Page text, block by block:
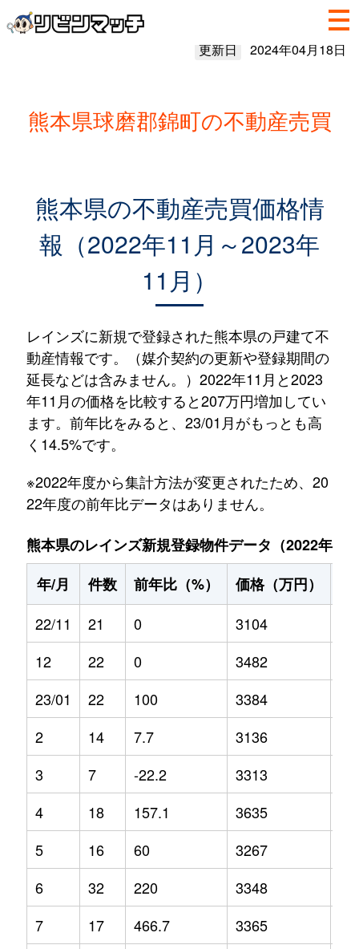
更新日 2024年04月18日
熊本県球磨郡錦町の不動産売買
熊本県の不動産売買価格情
報（2022年11月～2023年
11月）
レインズに新規で登録された熊本県の戸建て不
動産情報です。（媒介契約の更新や登録期間の
延長などは含みません。）2022年11月と2023
年11月の価格を比較すると207万円増加してい
ます。前年比をみると、23/01月がもっとも高
く14.5%です。
※2022年度から集計方法が変更されたため、20
22年度の前年比データはありません。
熊本県のレインズ新規登録物件データ（2022年11
年/月
件数 前年比（%） 価格（万円）
22/11
21 0 3104
12
22 0 3482
23/01
22 100 3384
2
14 7.7 3136
3
7 -22.2 3313
4
18 157.1 3635
5
16 60 3267
6
32 220 3348
7
17 466.7 3365